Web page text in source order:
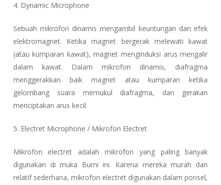
4. Dynamic Microphone
Sebuah mikrofon dinamis mengambil keuntungan dari efek
elektromagnet. Ketika magnet bergerak melewati kawat
(atau kumparan kawat), magnet menginduksi arus mengalir
dalam kawat. Dalam mikrofon dinamis, diafragma
menggerakkan baik magnet atau kumparan ketika
gelombang suara memukul diafragma, dan gerakan
menciptakan arus kecil.
5. Electret Microphone / Mikrofon Electret
Mikrofon electret adalah mikrofon yang paling banyak
digunakan di muka Bumi ini. Karena mereka murah dan
relatif sederhana, mikrofon electret digunakan dalam ponsel,